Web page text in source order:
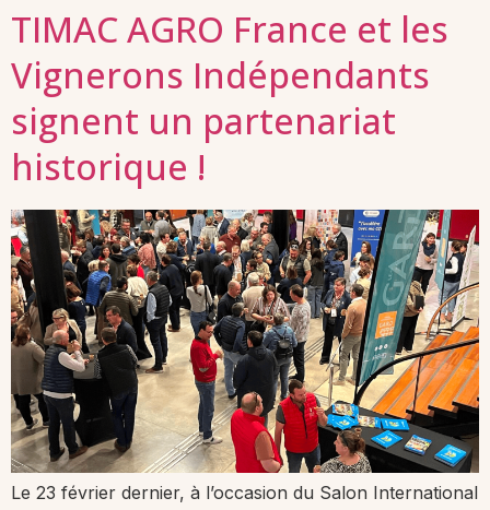
TIMAC AGRO France et les
Vignerons Indépendants
signent un partenariat
historique !
Le 23 février dernier, à l’occasion du Salon International